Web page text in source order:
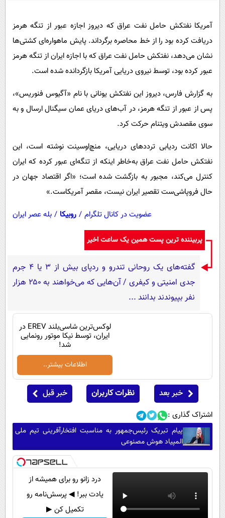
فناوری
گوناگون
حوادث
سلامت
حیات وحش
سیاست خارجی
روانشناسی
آشپزی
دانلود
آمریکا نفتکش حامل نفت عراق که دیروز اجازه عبور از تنگه هرمز
دریافت کرده بود را از خط محاصره برگرداند. پایش ماهواره‌ای کشتی‌ها
نشان می‌دهد، نفتکش حامل نفت عراق که با اجازه ایران از تنگه هرمز
عبور کرده بود، توسط نیروی دریایی آمریکا بازگردانده شده است.
به گزارش فارس، دیروز این نفتکش یونانی با نام «آگیوس فنوریس»،
پس از عبور از تنگه هرمز، در آب‌های دریای عمان سیگنال ارسال و به
سوی مقصدش ویتنام حرکت کرد.
حالا اکانت ردیابی ترددهای دریایی، منچ‌اوسینت نوشته است، این
نفتکش حامل نفت عراق به‌خاطر اینکه از تنگه‌ای عبور کرده که ایران
کنترل می‌کند، مجبور به بازگشت شده است؛ «اگر اقتصاد جهان در
حال فروپاشی‌ست تقصیر ایران نیست، مقصر آمریکاست.»
عضویت در کانال تلگرام / روبیکا / بله عصر ایران
پربیننده ترین پست همین یک ساعت اخیر
گفته‌های یک روحانی تندرو و ردپای بیش از ۳ یا ۴ جرم
جدی امنیتی و کیفری / آن‌هایی که می‌خواهند به ۲۵۰ هزار
نفر بپیوندند بدانند ...
لوکس‌ترین شاسی‌بلند EREV در
ایران، توسط نیکا موتور رونمایی
شد!
اطلاعات بیشتر..
خبر بعد نظرات کاربران خبر قبل
اشتراک گذاری :
پیام تبریک رئیس‌جمهور به مناسبت افتخارآفرینی تیم ملی
المپیاد هوش مصنوعی
درد زانو رو برای همیشه از
یادت ببر! ◀ پرسش‌نامه رو
تکمیل کن ▶